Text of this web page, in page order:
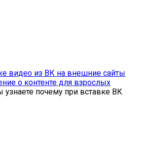
видео из ВК на внешние сайты
о контенте для взрослых
узнаете почему при вставке ВК